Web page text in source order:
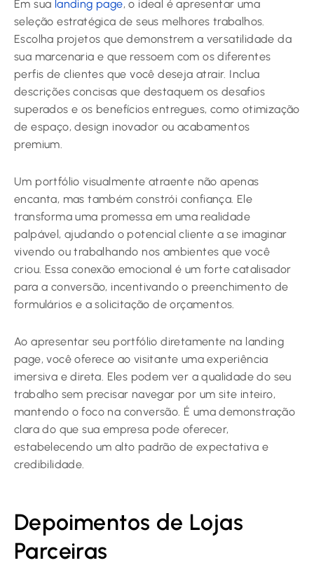
Em sua landing page, o ideal é apresentar uma
seleção estratégica de seus melhores trabalhos.
Escolha projetos que demonstrem a versatilidade da
sua marcenaria e que ressoem com os diferentes
perfis de clientes que você deseja atrair. Inclua
descrições concisas que destaquem os desafios
superados e os benefícios entregues, como otimização
de espaço, design inovador ou acabamentos
premium.
Um portfólio visualmente atraente não apenas
encanta, mas também constrói confiança. Ele
transforma uma promessa em uma realidade
palpável, ajudando o potencial cliente a se imaginar
vivendo ou trabalhando nos ambientes que você
criou. Essa conexão emocional é um forte catalisador
para a conversão, incentivando o preenchimento de
formulários e a solicitação de orçamentos.
Ao apresentar seu portfólio diretamente na landing
page, você oferece ao visitante uma experiência
imersiva e direta. Eles podem ver a qualidade do seu
trabalho sem precisar navegar por um site inteiro,
mantendo o foco na conversão. É uma demonstração
clara do que sua empresa pode oferecer,
estabelecendo um alto padrão de expectativa e
credibilidade.
Depoimentos de Lojas
Parceiras